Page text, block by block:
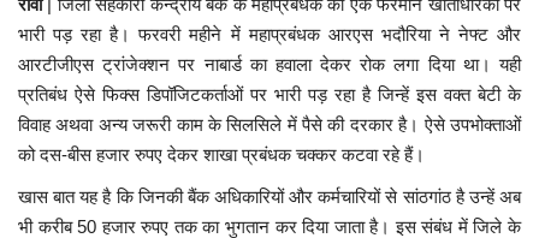
देश
दुनिया
मध्यप्रदेश
छत्तीसगढ़
भारी पड़ रहा है। फरवरी महीने में महाप्रबंधक आरएस भदौरिया ने नेफ्ट और
आरटीजीएस ट्रांजेक्शन पर नाबार्ड का हवाला देकर रोक लगा दिया था। यही
प्रतिबंध ऐसे फिक्स डिपॉजिटकर्ताओं पर भारी पड़ रहा है जिन्हें इस वक्त बेटी के
विवाह अथवा अन्य जरूरी काम के सिलसिले में पैसे की दरकार है। ऐसे उपभोक्ताओं
को दस-बीस हजार रुपए देकर शाखा प्रबंधक चक्कर कटवा रहे हैं।
खास बात यह है कि जिनकी बैंक अधिकारियों और कर्मचारियों से सांठगांठ है उन्हें अब
भी करीब 50 हजार रुपए तक का भुगतान कर दिया जाता है। इस संबंध में जिले के